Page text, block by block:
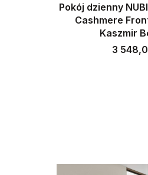
Pokój dzienny
Cashmere
Kaszmir
Cena
3